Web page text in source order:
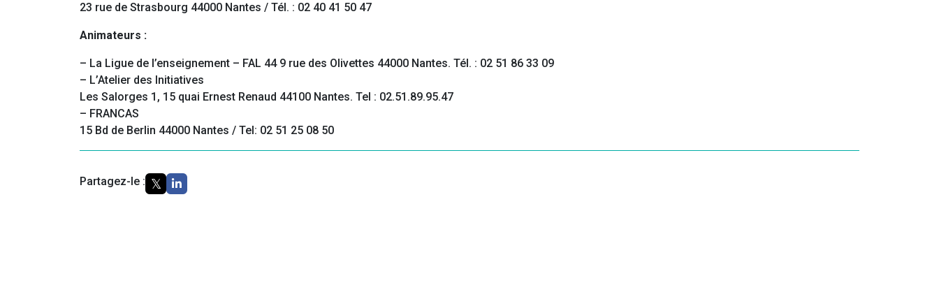
23 rue de Strasbourg 44000 Nantes / Tél. : 02 40 41 50 47
Animateurs :
– La Ligue de l’enseignement – FAL 44 9 rue des Olivettes 44000 Nantes. Tél. : 02 51 86 33 09
– L’Atelier des Initiatives
Les Salorges 1, 15 quai Ernest Renaud 44100 Nantes. Tel : 02.51.89.95.47
– FRANCAS
15 Bd de Berlin 44000 Nantes / Tel: 02 51 25 08 50
Partagez-le :